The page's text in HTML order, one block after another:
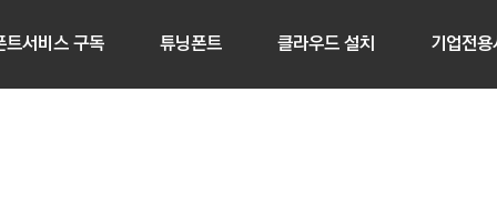
트서비스 구독 튜닝폰트 클라우드 설치 기업전용